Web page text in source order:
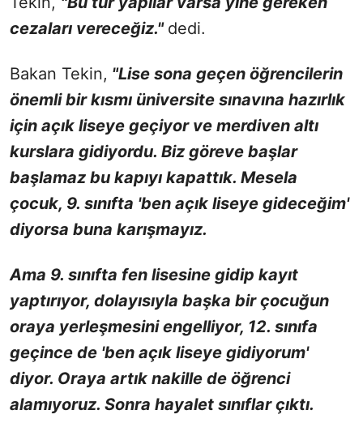
cezaları vereceğiz." dedi.
Bakan Tekin, "Lise sona geçen öğrencilerin
önemli bir kısmı üniversite sınavına hazırlık
için açık liseye geçiyor ve merdiven altı
kurslara gidiyordu. Biz göreve başlar
başlamaz bu kapıyı kapattık. Mesela
çocuk, 9. sınıfta 'ben açık liseye gideceğim'
diyorsa buna karışmayız.
Ama 9. sınıfta fen lisesine gidip kayıt
yaptırıyor, dolayısıyla başka bir çocuğun
oraya yerleşmesini engelliyor, 12. sınıfa
geçince de 'ben açık liseye gidiyorum'
diyor. Oraya artık nakille de öğrenci
alamıyoruz. Sonra hayalet sınıflar çıktı.